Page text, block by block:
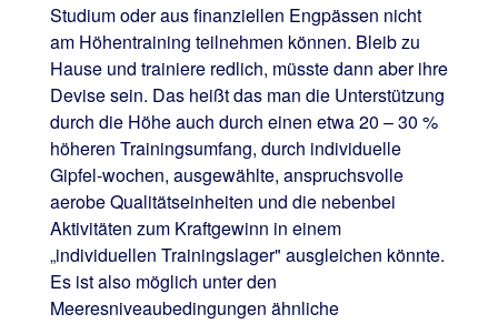
Studium oder aus finanziellen Engpässen nicht
am Höhentraining teilnehmen können. Bleib zu
Hause und trainiere redlich, müsste dann aber ihre
Devise sein. Das heißt das man die Unterstützung
durch die Höhe auch durch einen etwa 20 – 30 %
höheren Trainingsumfang, durch individuelle
Gipfel-wochen, ausgewählte, anspruchsvolle
aerobe Qualitätseinheiten und die nebenbei
Aktivitäten zum Kraftgewinn in einem
„individuellen Trainingslager" ausgleichen könnte.
Es ist also möglich unter den
Meeresniveaubedingungen ähnliche